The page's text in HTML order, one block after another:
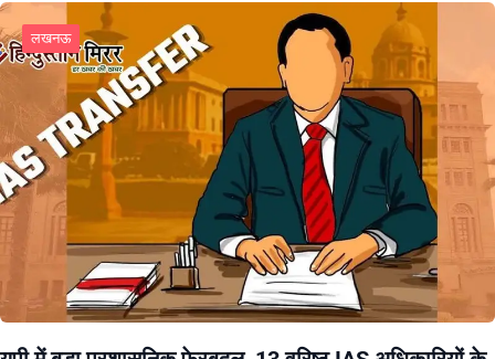
लखनऊ